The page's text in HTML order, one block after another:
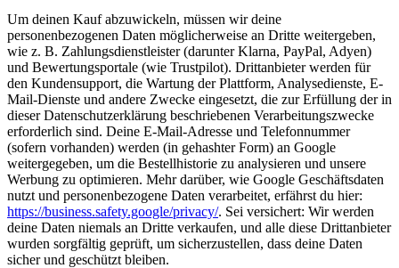
Um deinen Kauf abzuwickeln, müssen wir deine
personenbezogenen Daten möglicherweise an Dritte weitergeben,
wie z. B. Zahlungsdienstleister (darunter Klarna, PayPal, Adyen)
und Bewertungsportale (wie Trustpilot). Drittanbieter werden für
den Kundensupport, die Wartung der Plattform, Analysedienste, E-
Mail-Dienste und andere Zwecke eingesetzt, die zur Erfüllung der in
dieser Datenschutzerklärung beschriebenen Verarbeitungszwecke
erforderlich sind. Deine E-Mail-Adresse und Telefonnummer
(sofern vorhanden) werden (in gehashter Form) an Google
weitergegeben, um die Bestellhistorie zu analysieren und unsere
Werbung zu optimieren. Mehr darüber, wie Google Geschäftsdaten
nutzt und personenbezogene Daten verarbeitet, erfährst du hier:
https://business.safety.google/privacy/. Sei versichert: Wir werden
deine Daten niemals an Dritte verkaufen, und alle diese Drittanbieter
wurden sorgfältig geprüft, um sicherzustellen, dass deine Daten
sicher und geschützt bleiben.